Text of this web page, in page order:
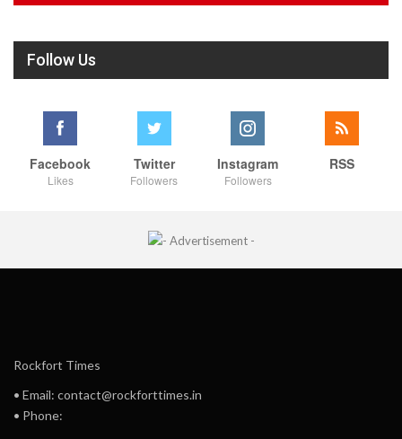
Follow Us
Facebook
Likes
Twitter
Followers
Instagram
Followers
RSS
Rockfort Times
• Email: contact@rockforttimes.in
• Phone: